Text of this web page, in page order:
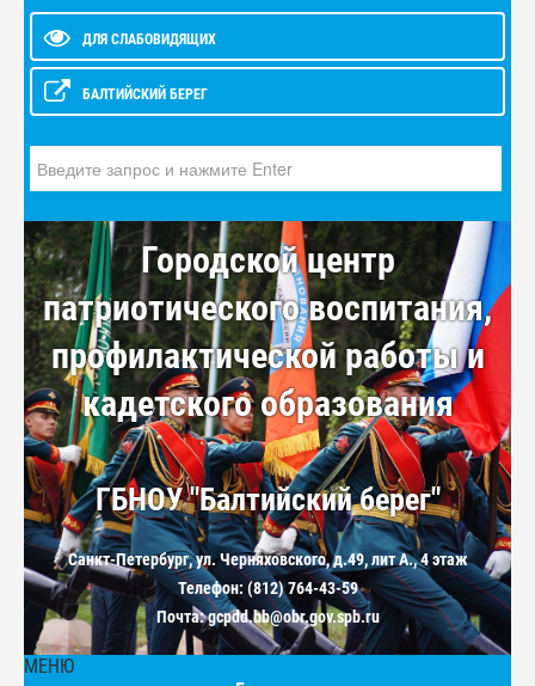
ДЛЯ СЛАБОВИДЯЩИХ
БАЛТИЙСКИЙ БЕРЕГ
Городской центр
патриотического воспитания,
профилактической работы и
кадетского образования
ГБНОУ "Балтийский берег"
Санкт-Петербург, ул. Черняховского, д.49, лит А., 4 этаж
Телефон: (812) 764-43-59
Почта: gcpdd.bb@obr.gov.spb.ru
МЕНЮ